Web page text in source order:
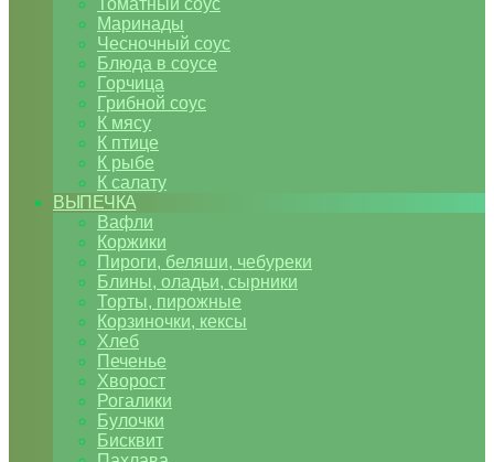
Томатный соус
Маринады
Чесночный соус
Блюда в соусе
Горчица
Грибной соус
К мясу
К птице
К рыбе
К салату
ВЫПЕЧКА
Вафли
Коржики
Пироги, беляши, чебуреки
Блины, оладьи, сырники
Торты, пирожные
Корзиночки, кексы
Хлеб
Печенье
Хворост
Рогалики
Булочки
Бисквит